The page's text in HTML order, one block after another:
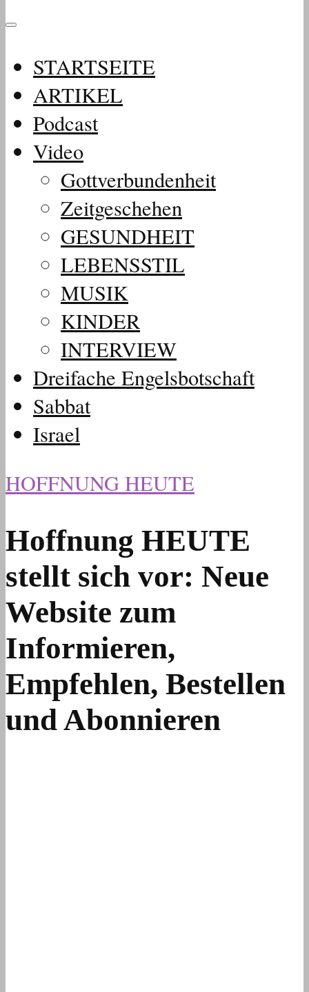
STARTSEITE
ARTIKEL
Podcast
Video
Gottverbundenheit
Zeitgeschehen
GESUNDHEIT
LEBENSSTIL
MUSIK
KINDER
INTERVIEW
Dreifache Engelsbotschaft
Sabbat
Israel
HOFFNUNG HEUTE
Hoffnung HEUTE
stellt sich vor: Neue
Website zum
Informieren,
Empfehlen, Bestellen
und Abonnieren